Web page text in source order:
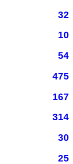
32
10
54
475
167
314
30
25